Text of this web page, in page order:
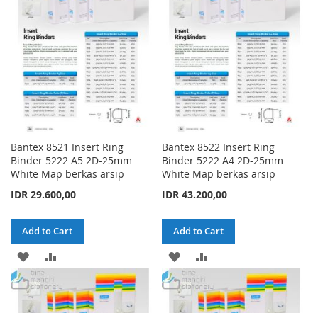
LIST
LIST
Bantex 8521 Insert Ring
Binder 5222 A5 2D-25mm
White Map berkas arsip
IDR 29.600,00
Add to Cart
ADD
TO
WISHCOMPARE
Bantex 8522 Insert Ring
Binder 5222 A4 2D-25mm
White Map berkas arsip
IDR 43.200,00
Add to Cart
ADD
TO
WISHCOMPARE